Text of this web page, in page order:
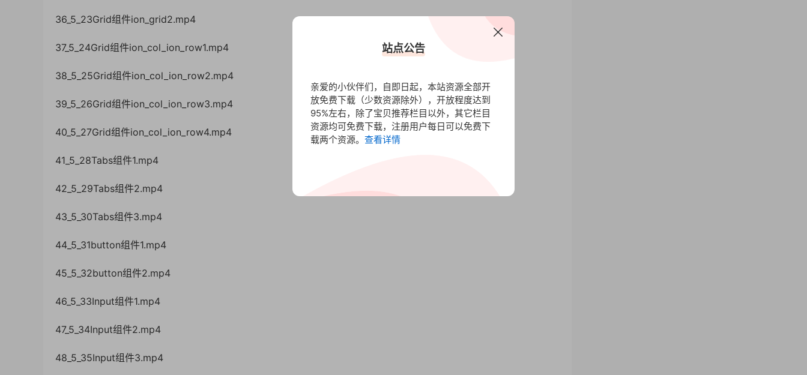
36_5_23Grid组件ion_grid2.mp4
37_5_24Grid组件ion_col_ion_row1.mp4
38_5_25Grid组件ion_col_ion_row2.mp4
39_5_26Grid组件ion_col_ion_row3.mp4
40_5_27Grid组件ion_col_ion_row4.mp4
41_5_28Tabs组件1.mp4
42_5_29Tabs组件2.mp4
43_5_30Tabs组件3.mp4
44_5_31button组件1.mp4
45_5_32button组件2.mp4
46_5_33Input组件1.mp4
47_5_34Input组件2.mp4
48_5_35Input组件3.mp4
站点公告
亲爱的小伙伴们，自即日起，本站资源全部开
放免费下载（少数资源除外），开放程度达到
95%左右，除了宝贝推荐栏目以外，其它栏目
资源均可免费下载，注册用户每日可以免费下
载两个资源。 查看详情